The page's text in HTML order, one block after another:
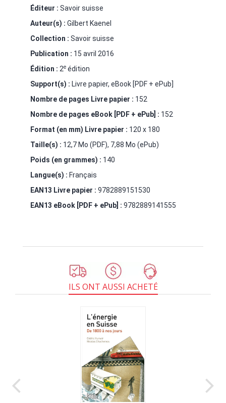
Éditeur : Savoir suisse
Auteur(s) : Gilbert Kaenel
Collection : Savoir suisse
Publication : 15 avril 2016
Édition : 2e édition
Support(s) : Livre papier, eBook [PDF + ePub]
Nombre de pages Livre papier : 152
Nombre de pages eBook [PDF + ePub] : 152
Format (en mm) Livre papier : 120 x 180
Taille(s) : 12,7 Mo (PDF), 7,88 Mo (ePub)
Poids (en grammes) : 140
Langue(s) : Français
EAN13 Livre papier : 9782889151530
EAN13 eBook [PDF + ePub] : 9782889141555
ILS ONT AUSSI ACHETÉ